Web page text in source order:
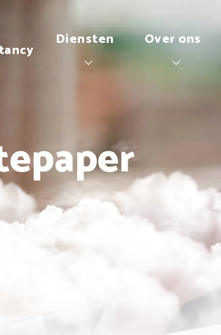
Diensten Over ons